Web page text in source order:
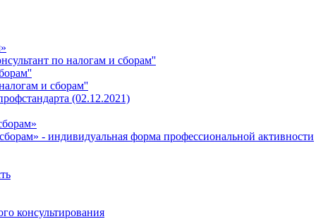
по налогам и сборам''
и сборам''
(02.12.2021)
- индивидуальная форма профессиональной активности
консультирования